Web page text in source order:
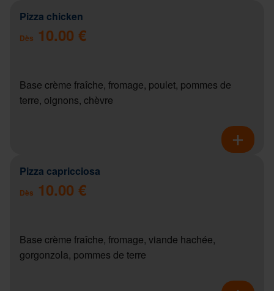
Pizza chicken
Dès 10.00 €
Base crème fraîche, fromage, poulet, pommes de
terre, oignons, chèvre
Pizza capricciosa
Dès 10.00 €
Base crème fraîche, fromage, viande hachée,
gorgonzola, pommes de terre